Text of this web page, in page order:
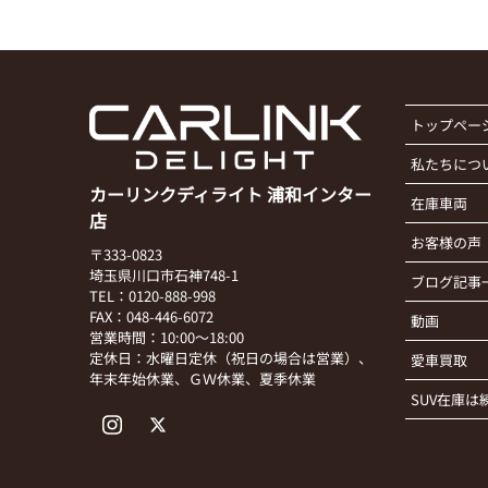
カーリンクディライト 浦和インター
店
〒333-0823
埼玉県川口市石神748-1
TEL：0120-888-998
FAX：048-446-6072
営業時間：10:00～18:00
定休日：水曜日定休（祝日の場合は営業）、
年末年始休業、ＧＷ休業、夏季休業
トップペー
私たちにつ
在庫車両
お客様の声
ブログ記事
動画
愛車買取
SUV在庫は